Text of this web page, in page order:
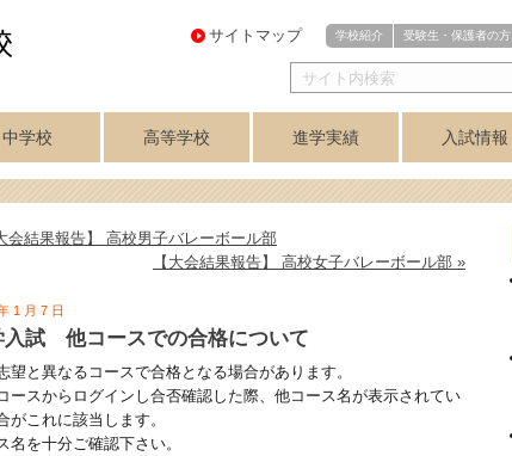
学校紹介 受験生・保護者の方
サイトマップ
中学校
校トップ
・難関理系
コース
数コース
ートコース
レスコース
術コース
美術専攻
術コース
音楽専攻
ラブ紹介
高等学校
高等学校トップ
学力重点コース
個性探求コース
音楽科
美術科
講座制
クラブ紹介
進学実績
合格実績
入試情報
中学
高校
アクセス
会結果報告】 高校男子バレーボール部
【大会結果報告】 高校女子バレーボール部 »
1 月 7 日
入試 他コースでの合格について
望と異なるコースで合格となる場合があります。
ースからログインし合否確認した際、他コース名が表示されてい
がこれに該当します。
名を十分ご確認下さい。